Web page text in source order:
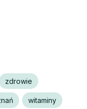
zdrowie
witaminy